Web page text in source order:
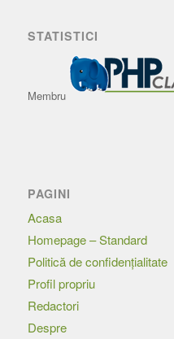
STATISTICI
Membru
PAGINI
Acasa
Homepage – Standard
Politică de confidențialitate
Profil propriu
Redactori
Despre